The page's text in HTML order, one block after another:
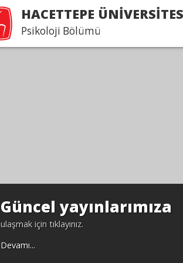
HACETTEPE
Psikoloji Bölümü
Güncel yayınlarımıza
ulaşmak için tıklayınız.
Devamı...